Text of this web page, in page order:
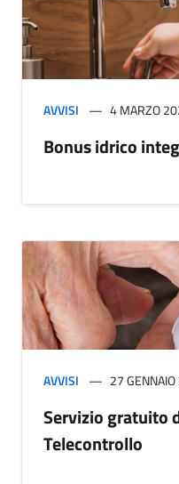
AVVISI 4 MARZO
Bonus idrico
AVVISI 27
Servizio gratuito
Telecontrollo